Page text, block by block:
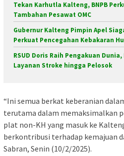
Tekan Karhutla Kalteng, BNPB
Tambahan Pesawat OMC
Gubernur Kalteng Pimpin Apel
Perkuat Pencegahan Kebakaran
RSUD Doris Raih Pengakuan
Layanan Stroke hingga Pelosok
“Ini semua berkat keberanian
terutama dalam memaksimalkan
plat non-KH yang masuk ke
berkontribusi terhadap kemajuan
Sabran, Senin (10/2/2025).